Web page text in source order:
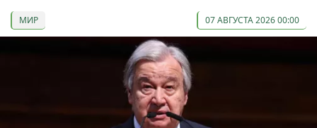
МИР 07 АВГУСТА 2026 00:00